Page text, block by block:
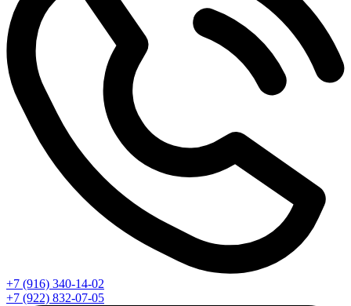
+7 (916) 340-14-02
+7 (922) 832-07-05